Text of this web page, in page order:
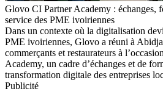
Glovo CI Partner Academy : échanges,
service des PME ivoiriennes
Dans un contexte où la digitalisation
PME ivoiriennes, Glovo a réuni à
commerçants et restaurateurs à
Academy, un cadre d’échanges et de
transformation digitale des entreprises
Publicité